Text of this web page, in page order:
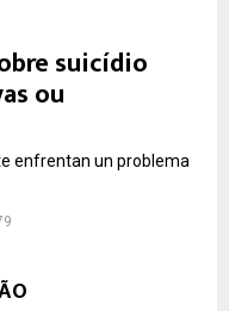
suicídio
ou
enfrentan un problema